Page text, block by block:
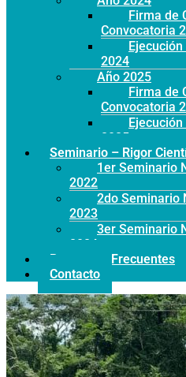
Firma de
Convocatoria
2024
Año 2025
Firma de
Convocatoria
2025
Seminario – Rigor
1er Seminario
2022
2do Seminario
2023
3er Seminario
2024
Preguntas Frecuentes
Contacto